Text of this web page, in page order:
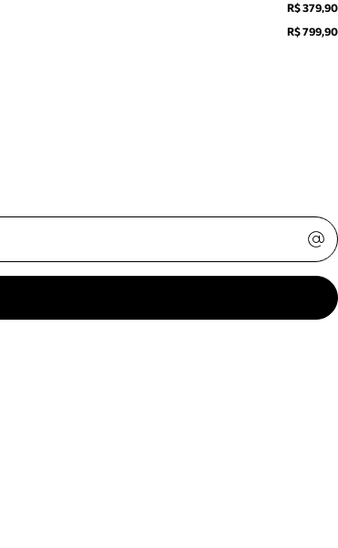
R$ 379,90
R$ 799,90